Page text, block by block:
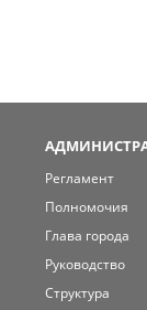
Регламент
Полномочия
Глава города
Руководство
Структура